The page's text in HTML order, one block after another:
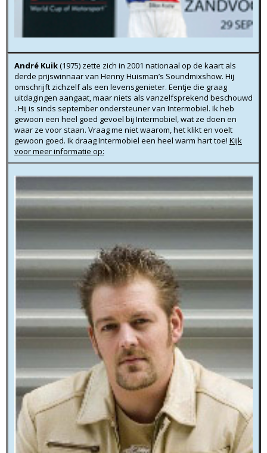
André Kuik(1975) zette zich in 2001 nationaal op de kaart als
derde prijswinnaar van Henny Huisman’s Soundmixshow. Hij
omschrijft zichzelf als een levensgenieter. Eentje die graag
uitdagingen aangaat, maar niets als vanzelfsprekend beschouwd
. Hij is sinds september ondersteuner van Intermobiel. Ik heb
gewoon een heel goed gevoel bij Intermobiel, wat ze doen en
waar ze voor staan. Vraag me niet waarom, het klikt en voelt
gewoon goed. Ik draag Intermobiel een heel warm hart toe! Kijk
voor meer informatie op: